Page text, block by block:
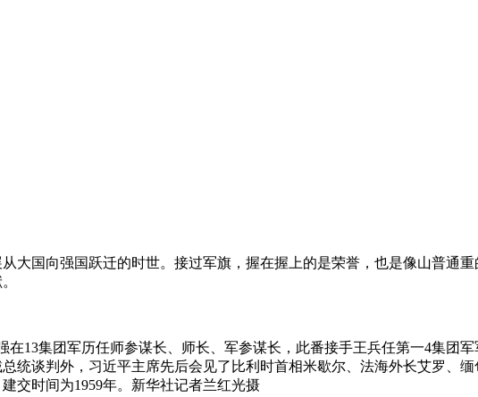
大国向强国跃迁的时世。接过军旗，握在握上的是荣誉，也是像山普通
13集团军历任师参谋长、师长、军参谋长，此番接手王兵任第一4集团
统谈判外，习近平主席先后会见了比利时首相米歇尔、法海外长艾罗、
交时间为1959年。新华社记者兰红光摄